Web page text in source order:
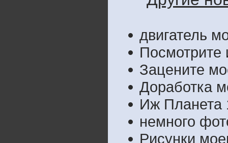
двигатель
Посмотрите
Зацените
Доработка
Иж Планета
немного
Рисунки